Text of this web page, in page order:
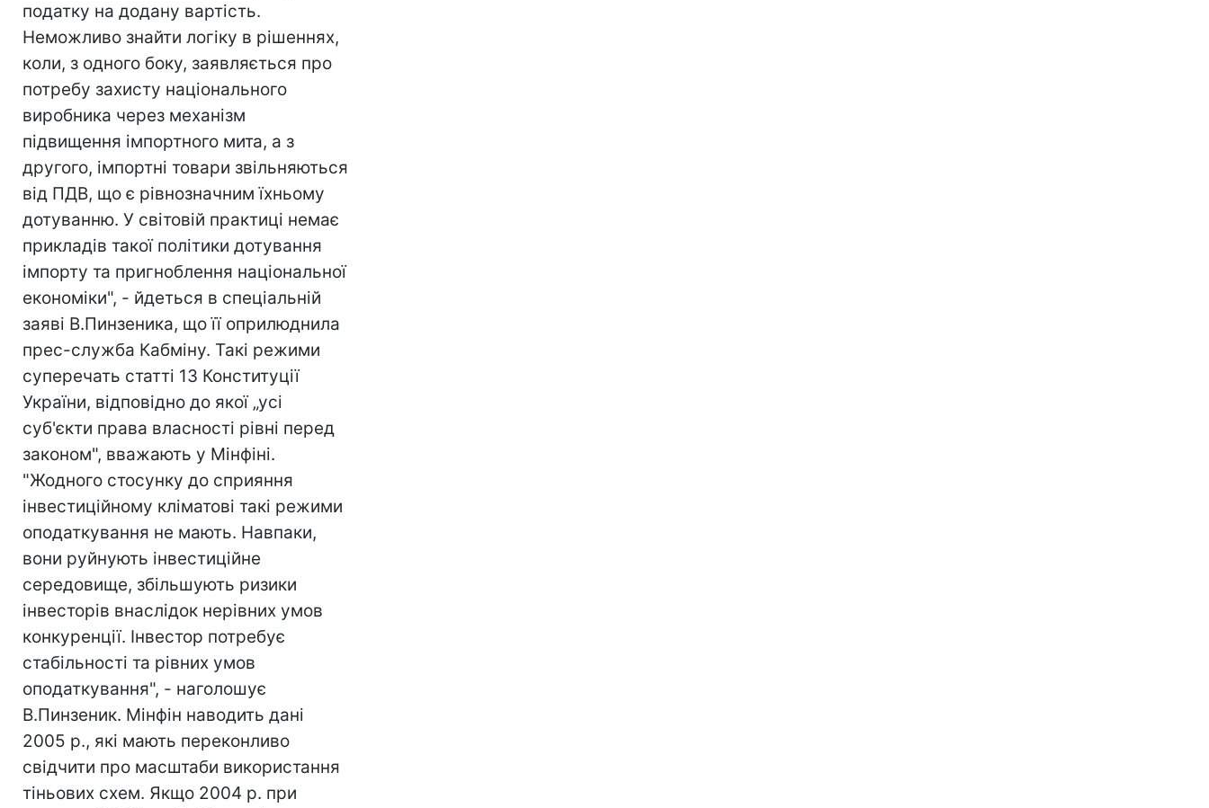
податку на додану вартість.
Неможливо знайти логіку в рішеннях,
коли, з одного боку, заявляється про
потребу захисту національного
виробника через механізм
підвищення імпортного мита, а з
другого, імпортні товари звільняються
від ПДВ, що є рівнозначним їхньому
дотуванню. У світовій практиці немає
прикладів такої політики дотування
імпорту та пригноблення національної
економіки", - йдеться в спеціальній
заяві В.Пинзеника, що її оприлюднила
прес-служба Кабміну. Такі режими
суперечать статті 13 Конституції
України, відповідно до якої „усі
суб'єкти права власності рівні перед
законом", вважають у Мінфіні.
"Жодного стосунку до сприяння
інвестиційному кліматові такі режими
оподаткування не мають. Навпаки,
вони руйнують інвестиційне
середовище, збільшують ризики
інвесторів внаслідок нерівних умов
конкуренції. Інвестор потребує
стабільності та рівних умов
оподаткування", - наголошує
В.Пинзеник. Мінфін наводить дані
2005 р., які мають переконливо
свідчити про масштаби використання
тіньових схем. Якщо 2004 р. при